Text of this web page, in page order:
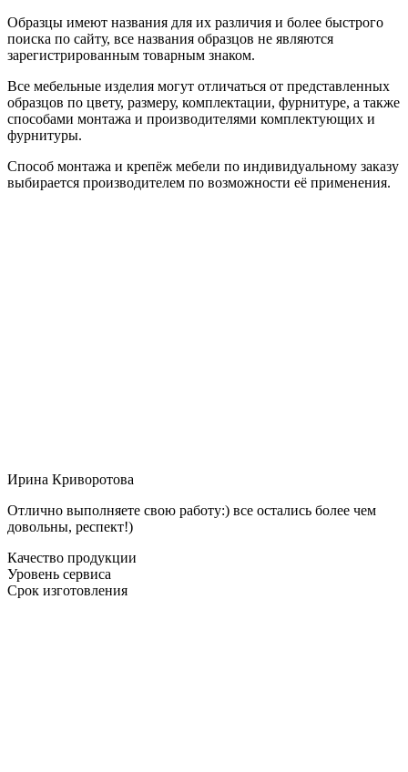
Образцы имеют названия для их различия и более быстрого
поиска по сайту, все названия образцов не являются
зарегистрированным товарным знаком.
Все мебельные изделия могут отличаться от представленных
образцов по цвету, размеру, комплектации, фурнитуре, а также
способами монтажа и производителями комплектующих и
фурнитуры.
Способ монтажа и крепёж мебели по индивидуальному заказу
выбирается производителем по возможности её применения.
Ирина Криворотова
Отлично выполняете свою работу:) все остались более чем
довольны, респект!)
Качество продукции
Уровень сервиса
Срок изготовления